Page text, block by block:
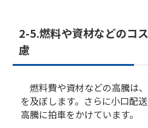
2-5.燃料や資材などのコ
慮
燃料費や資材などの高騰は
を及ぼします。さらに小口配
高騰に拍車をかけています。